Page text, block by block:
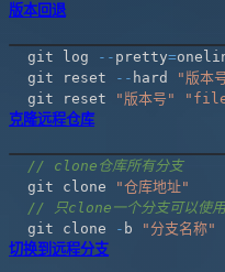
版本回退
git log -- pretty=
git reset
-- hard "版本
git reset
"版本号"
克隆远程仓库
// clone仓库所有分支
git clone
"仓库地址"
// 只clone一个分支可以使
git clone
- b "分支名称"
切换到远程分支